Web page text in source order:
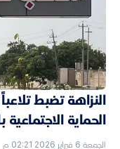
الحماية الاجتماعية
الجمعة 6 فبراير 2026 02:21 م